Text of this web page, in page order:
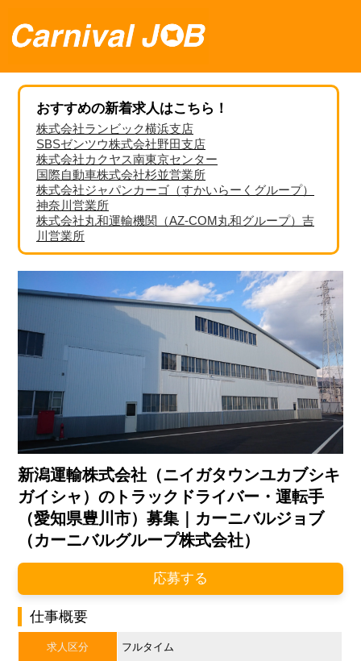
おすすめの新着求人はこちら！
株式会社ランビック横浜支店
SBSゼンツウ株式会社野田支店
株式会社カクヤス南東京センター
国際自動車株式会社杉並営業所
株式会社ジャパンカーゴ（すかいらーくグループ）
神奈川営業所
株式会社丸和運輸機関（AZ-COM丸和グループ）吉
川営業所
新潟運輸株式会社（ニイガタウンユカブシキ
ガイシャ）のトラックドライバー・運転手
（愛知県豊川市）募集｜カーニバルジョブ
（カーニバルグループ株式会社）
応募する
仕事概要
求人区分 フルタイム